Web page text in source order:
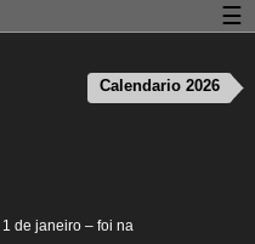
de janeiro – foi na
Calendario 2026
☰